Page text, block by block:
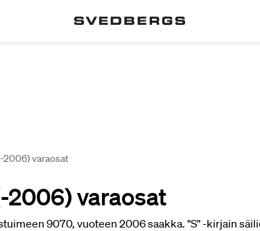
2006) varaosat
2006) varaosat
9070, vuoteen 2006 saakka. "S" -kirjain